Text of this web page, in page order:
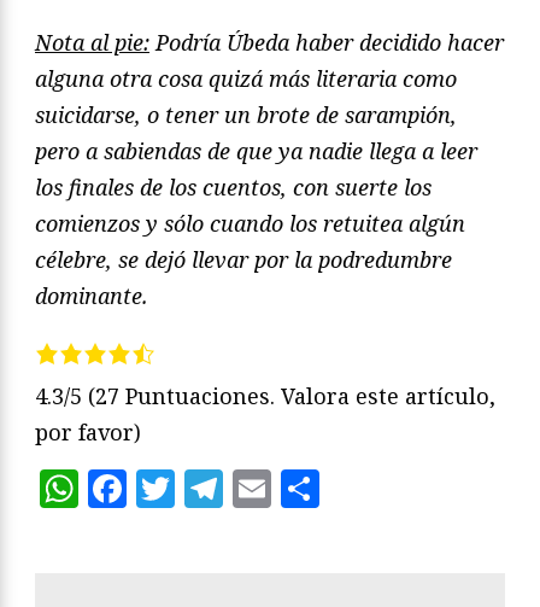
Nota al pie:Podría Úbeda haber decidido hacer
alguna otra cosa quizá más literaria como
suicidarse, o tener un brote de sarampión,
pero a sabiendas de que ya nadie llega a leer
los finales de los cuentos, con suerte los
comienzos y sólo cuando los retuitea algún
célebre, se dejó llevar por la podredumbre
dominante.
4.3/5 (27 Puntuaciones. Valora este artículo,
por favor)
WhatsApp
Facebook
Twitter
Telegram
Email